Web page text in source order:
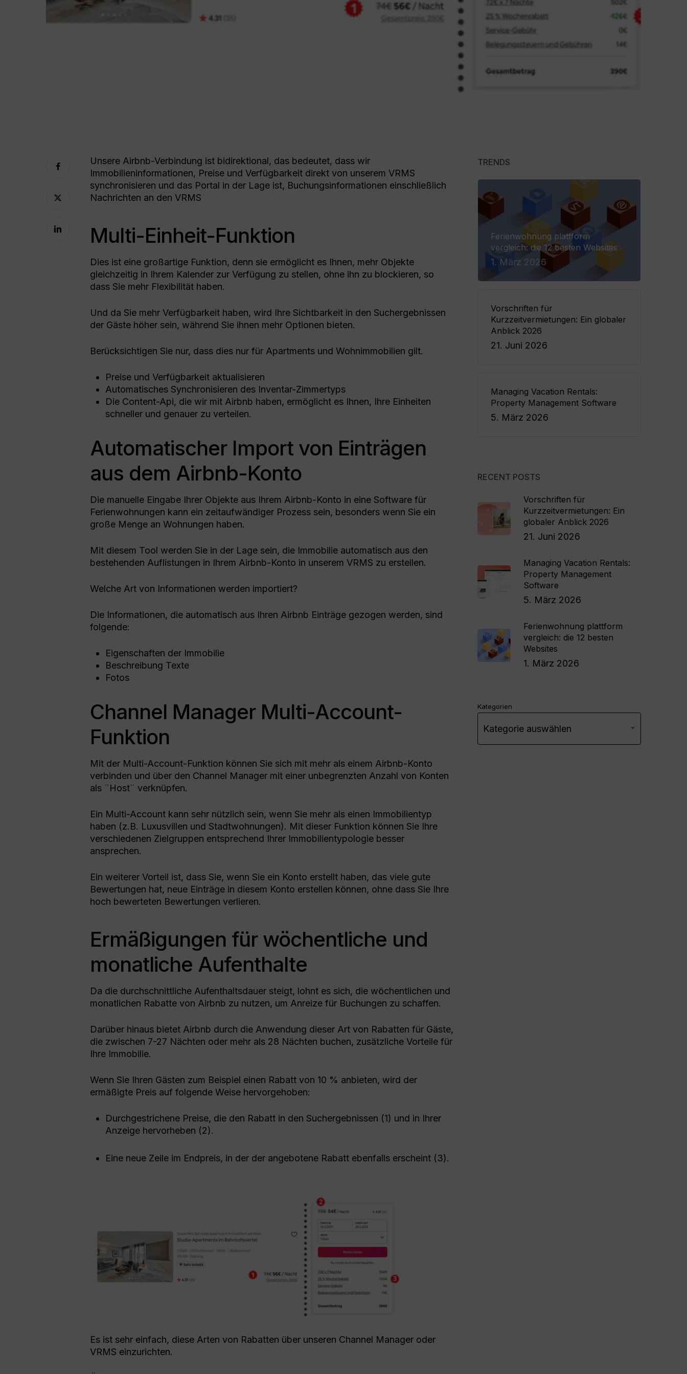
Unsere Airbnb-Verbindung ist bidirektional, das bedeutet, dass wir
Immobilieninformationen, Preise und Verfügbarkeit direkt von unserem VRMS
synchronisieren und das Portal in der Lage ist, Buchungsinformationen einschließlich
Nachrichten an den VRMS
Multi-Einheit-Funktion
Dies ist eine großartige Funktion, denn sie ermöglicht es Ihnen, mehr Objekte
gleichzeitig in Ihrem Kalender zur Verfügung zu stellen, ohne ihn zu blockieren, so
dass Sie mehr Flexibilität haben.
Und da Sie mehr Verfügbarkeit haben, wird Ihre Sichtbarkeit in den Suchergebnissen
der Gäste höher sein, während Sie ihnen mehr Optionen bieten.
Berücksichtigen Sie nur, dass dies nur für Apartments und Wohnimmobilien gilt.
Preise und Verfügbarkeit aktualisieren
Automatisches Synchronisieren des Inventar-Zimmertyps
Die Content-Api, die wir mit Airbnb haben, ermöglicht es Ihnen, Ihre Einheiten
schneller und genauer zu verteilen.
Automatischer Import von Einträgen
aus dem Airbnb-Konto
Die manuelle Eingabe Ihrer Objekte aus Ihrem Airbnb-Konto in eine Software für
Ferienwohnungen kann ein zeitaufwändiger Prozess sein, besonders wenn Sie ein
große Menge an Wohnungen haben.
Mit diesem Tool werden Sie in der Lage sein, die Immobilie automatisch aus den
bestehenden Auflistungen in Ihrem Airbnb-Konto in unserem VRMS zu erstellen.
Welche Art von Informationen werden importiert?
Die Informationen, die automatisch aus Ihren Airbnb Einträge gezogen werden, sind
folgende:
Eigenschaften der Immobilie
Beschreibung Texte
Fotos
Channel Manager Multi-Account-
Funktion
Mit der Multi-Account-Funktion können Sie sich mit mehr als einem Airbnb-Konto
verbinden und über den Channel Manager mit einer unbegrenzten Anzahl von Konten
als ¨Host¨ verknüpfen.
Ein Multi-Account kann sehr nützlich sein, wenn Sie mehr als einen Immobilientyp
haben (z.B. Luxusvillen und Stadtwohnungen). Mit dieser Funktion können Sie Ihre
verschiedenen Zielgruppen entsprechend Ihrer Immobilientypologie besser
ansprechen.
Ein weiterer Vorteil ist, dass Sie, wenn Sie ein Konto erstellt haben, das viele gute
Bewertungen hat, neue Einträge in diesem Konto erstellen können, ohne dass Sie Ihre
hoch bewerteten Bewertungen verlieren.
Ermäßigungen für wöchentliche und
monatliche Aufenthalte
Da die durchschnittliche Aufenthaltsdauer steigt, lohnt es sich, die wöchentlichen und
monatlichen Rabatte von Airbnb zu nutzen, um Anreize für Buchungen zu schaffen.
Darüber hinaus bietet Airbnb durch die Anwendung dieser Art von Rabatten für Gäste,
die zwischen 7-27 Nächten oder mehr als 28 Nächten buchen, zusätzliche Vorteile für
Ihre Immobilie.
Wenn Sie Ihren Gästen zum Beispiel einen Rabatt von 10 % anbieten, wird der
ermäßigte Preis auf folgende Weise hervorgehoben:
Durchgestrichene Preise, die den Rabatt in den Suchergebnissen (1) und in Ihrer
Anzeige hervorheben (2).
Eine neue Zeile im Endpreis, in der der angebotene Rabatt ebenfalls erscheint (3).
Es ist sehr einfach, diese Arten von Rabatten über unseren Channel Manager oder
VRMS einzurichten.
TRENDS
Ferienwohnung plattform
vergleich: die 12 besten Websites
1. März 2026
Vorschriften für
Kurzzeitvermietungen: Ein globaler
Anblick 2026
21. Juni 2026
Managing Vacation Rentals:
Property Management Software
5. März 2026
RECENT POSTS
Vorschriften für
Kurzzeitvermietungen: Ein
globaler Anblick 2026
21. Juni 2026
Managing Vacation Rentals:
Property Management
Software
5. März 2026
Ferienwohnung plattform
vergleich: die 12 besten
Websites
1. März 2026
Kategorien
Kategorie auswählen